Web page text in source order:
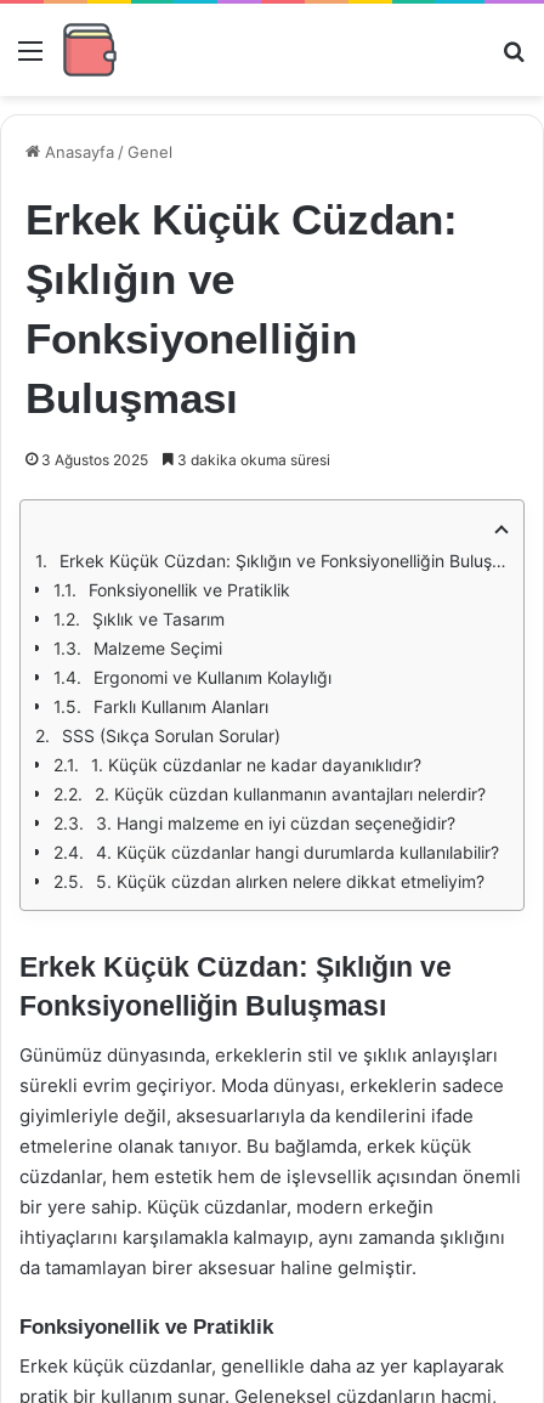
Menü
Anasayfa /Genel
Erkek Küçük Cüzdan:
Şıklığın ve
Fonksiyonelliğin
Buluşması
3 Ağustos 2025 3 dakika okuma süresi
Erkek Küçük Cüzdan: Şıklığın ve Fonksiyonelliğin Buluşması
Fonksiyonellik ve Pratiklik
Şıklık ve Tasarım
Malzeme Seçimi
Ergonomi ve Kullanım Kolaylığı
Farklı Kullanım Alanları
SSS (Sıkça Sorulan Sorular)
1. Küçük cüzdanlar ne kadar dayanıklıdır?
2. Küçük cüzdan kullanmanın avantajları nelerdir?
3. Hangi malzeme en iyi cüzdan seçeneğidir?
4. Küçük cüzdanlar hangi durumlarda kullanılabilir?
5. Küçük cüzdan alırken nelere dikkat etmeliyim?
Erkek Küçük Cüzdan: Şıklığın ve
Fonksiyonelliğin Buluşması
Günümüz dünyasında, erkeklerin stil ve şıklık anlayışları
sürekli evrim geçiriyor. Moda dünyası, erkeklerin sadece
giyimleriyle değil, aksesuarlarıyla da kendilerini ifade
etmelerine olanak tanıyor. Bu bağlamda, erkek küçük
cüzdanlar, hem estetik hem de işlevsellik açısından önemli
bir yere sahip. Küçük cüzdanlar, modern erkeğin
ihtiyaçlarını karşılamakla kalmayıp, aynı zamanda şıklığını
da tamamlayan birer aksesuar haline gelmiştir.
Fonksiyonellik ve Pratiklik
Erkek küçük cüzdanlar, genellikle daha az yer kaplayarak
pratik bir kullanım sunar. Geleneksel cüzdanların hacmi,